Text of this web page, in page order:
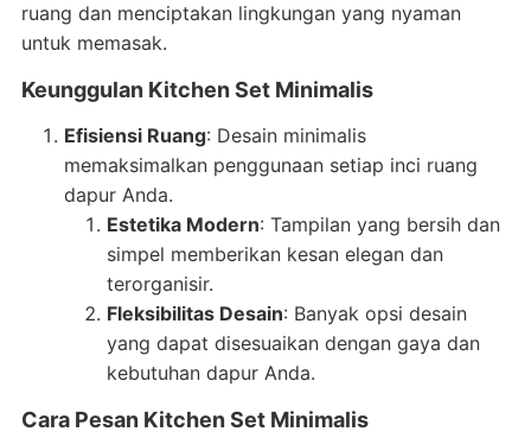
ruang dan menciptakan lingkungan yang nyaman
untuk memasak.
Keunggulan Kitchen Set Minimalis
Efisiensi Ruang: Desain minimalis
memaksimalkan penggunaan setiap inci ruang
dapur Anda.
Estetika Modern: Tampilan yang bersih dan
simpel memberikan kesan elegan dan
terorganisir.
Fleksibilitas Desain: Banyak opsi desain
yang dapat disesuaikan dengan gaya dan
kebutuhan dapur Anda.
Cara Pesan Kitchen Set Minimalis